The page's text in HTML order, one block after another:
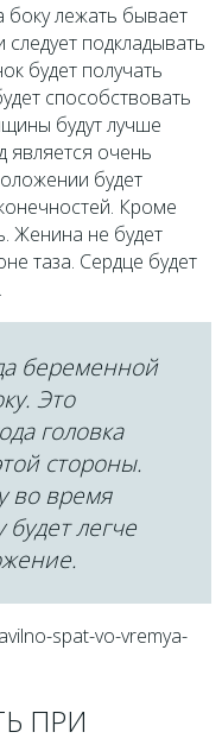
боку лежать бывает
подкладывать
будет получать
способствовать
будут лучше
является очень
будет
Кроме
Женина не будет
таза. Сердце будет
беременной
Это
головка
стороны.
во время
легче
spat-vo-vremya-
ПРИ